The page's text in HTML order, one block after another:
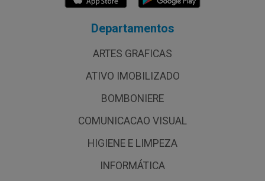
Departamentos
ARTES GRAFICAS
ATIVO IMOBILIZADO
BOMBONIERE
COMUNICACAO VISUAL
HIGIENE E LIMPEZA
INFORMÁTICA